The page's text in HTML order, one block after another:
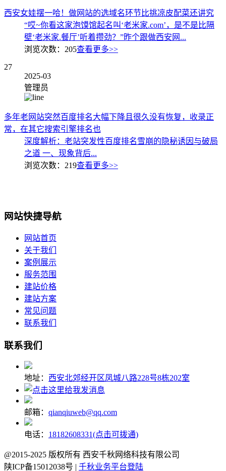
西安女娃摆一哈！做网站的选域名环节比挑凉皮配菜还讲究
“哎~你看这家泡馍馆起名叫‘老米家.com’，是不是比隔
壁‘老米家.餐厅’听着攒劲？”昨个跟做西安网...
浏览次数： 205查看更多>>
27
2025-03
管理员
多年老网站突然百度排名大幅下降且很久没有恢复，收录正
常，在其它搜索引擎排名也
深度解析：老站突发性百度排名雪崩的隐秘诱因与破局
之道 一、现象背后...
浏览次数： 219查看更多>>
网站快捷导航
网站首页
关于我们
案例展示
服务范围
建站价格
建站方案
常见问题
联系我们
联系我们
地址： 西安北郊经开区凤城八路228号8栋202室
邮箱： qianqiuweb@qq.com
电话： 18182608331(点击可拨通)
@2015-2025 版权所有 西安千秋网络科技有限公司
陕ICP备15012038号 | 千秋业务平台登陆